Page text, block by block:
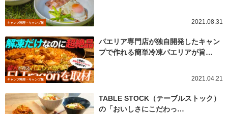
キャンプ料理・キャンプ飯 2021.08.31
キャンプ料理・キャンプ飯
パエリア専門店が独自開発したキャン
プで作れる簡単冷凍パエリアが旨…
2021.04.21
TABLE STOCK（テーブルストック）
の「おいしさにこだわっ…